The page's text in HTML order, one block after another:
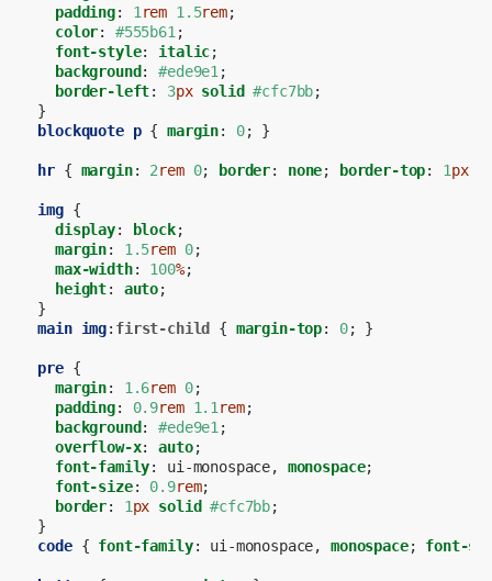
padding: 1 rem 1.5rem;
color: #555b61 ;
font-style: italic;
background : #ede9e1 ;
border-left: 3px solid #cfc7bb;
}
blockquote p { margin: 0; }
hr { margin: 2rem 0; border: none; border-top: 1px
img {
display: block;
margin: 1.5rem 0;
max-width: 100%;
height: auto;
}
main img: first-child { margin-top: 0; }
pre {
margin: 1.6rem 0;
padding: 0.9rem 1.1 rem;
background : #ede9e1 ;
overflow-x: auto;
font-family: ui-monospace, monospace;
font-size: 0.9rem;
border: 1px solid #cfc7bb;
}
code { font-family: ui-monospace, monospace; font-